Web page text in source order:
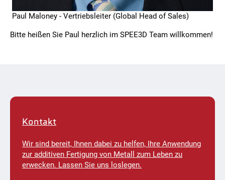
Paul Maloney - Vertriebsleiter (Global Head of Sales)
Bitte heißen Sie Paul herzlich im SPEE3D Team willkommen!
Kontakt
Wir sind bereit, Ihnen dabei zu helfen, Ihre Anwendung
zur additiven Fertigung von Metall zum Leben zu
erwecken. Lassen Sie uns loslegen.